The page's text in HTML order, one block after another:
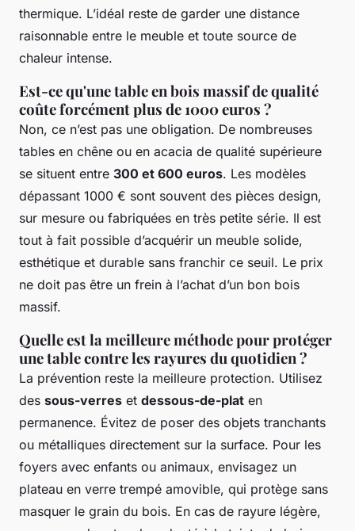
thermique. L’idéal reste de garder une distance
raisonnable entre le meuble et toute source de
chaleur intense.
Est-ce qu'une table en bois massif de qualité
coûte forcément plus de 1000 euros ?
Non, ce n’est pas une obligation. De nombreuses
tables en chêne ou en acacia de qualité supérieure
se situent entre 300 et 600 euros. Les modèles
dépassant 1000 € sont souvent des pièces design,
sur mesure ou fabriquées en très petite série. Il est
tout à fait possible d’acquérir un meuble solide,
esthétique et durable sans franchir ce seuil. Le prix
ne doit pas être un frein à l’achat d’un bon bois
massif.
Quelle est la meilleure méthode pour protéger
une table contre les rayures du quotidien ?
La prévention reste la meilleure protection. Utilisez
des sous-verres et dessous-de-plat en
permanence. Évitez de poser des objets tranchants
ou métalliques directement sur la surface. Pour les
foyers avec enfants ou animaux, envisagez un
plateau en verre trempé amovible, qui protège sans
masquer le grain du bois. En cas de rayure légère,